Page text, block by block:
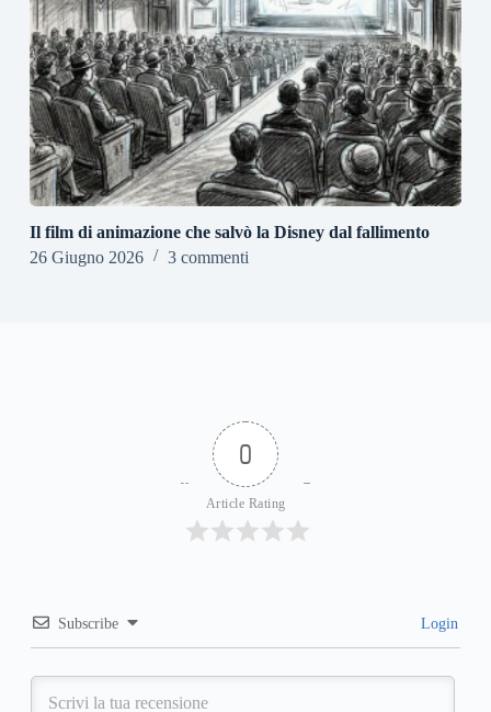
Il film di animazione che salvò la Disney dal fallimento
26 Giugno 2026
3 commenti
0
Article Rating
Subscribe Login